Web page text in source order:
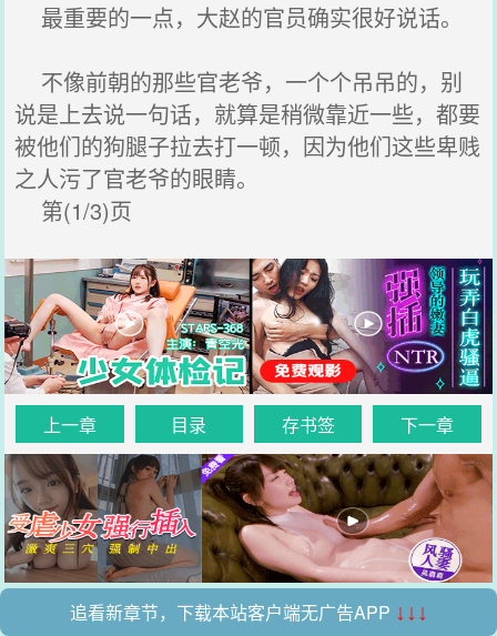
最重要的一点，大赵的官员确实很好说话。
不像前朝的那些官老爷，一个个吊吊的，别
说是上去说一句话，就算是稍微靠近一些，都要
被他们的狗腿子拉去打一顿，因为他们这些卑贱
之人污了官老爷的眼睛。
第(1/3)页
上一章 目录 存书签 下一章
追看新章节，下载本站客户端无广告APP ↓↓↓